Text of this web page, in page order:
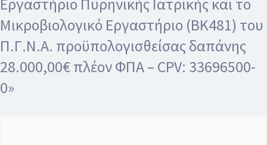
Μικροβιολογικό Εργαστήριο (ΒΚ481) του
Π.Γ.Ν.Α. προϋπολογισθείσας δαπάνης
28.000,00€ πλέον ΦΠΑ – CPV: 33696500-
0»